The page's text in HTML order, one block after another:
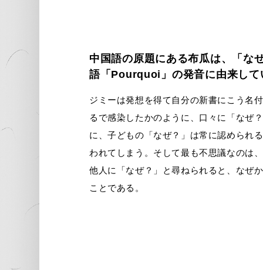
中国語の原題にある布瓜は、「な
語「Pourquoi」の発音に由来して
ジミーは発想を得て自分の新書にこう名
るで感染したかのように、口々に「なぜ
に、子どもの「なぜ？」は常に認められ
われてしまう。そして最も不思議なのは
他人に「なぜ？」と尋ねられると、なぜ
ことである。